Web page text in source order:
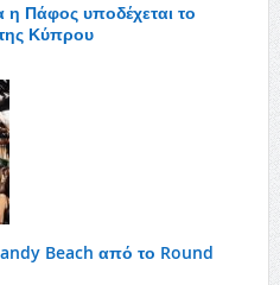
η Πάφος υποδέχεται το
Κύπρου
Beach από το Round